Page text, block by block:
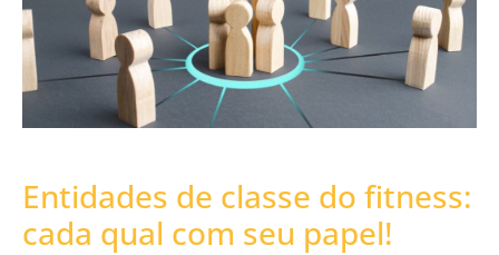
Entidades de classe do fitness:
cada qual com seu papel!